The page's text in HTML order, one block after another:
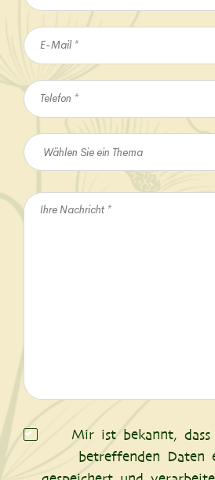
Mir ist bekannt,
betreffenden Daten